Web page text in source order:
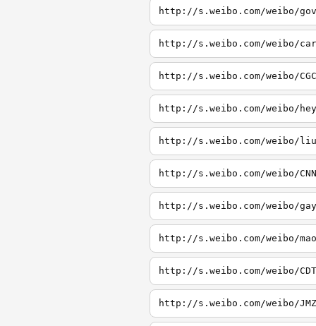
http://s.weibo.com/weibo/gov
http://s.weibo.com/weibo/car
http://s.weibo.com/weibo/CGC
http://s.weibo.com/weibo/hey
http://s.weibo.com/weibo/liu
http://s.weibo.com/weibo/CNN
http://s.weibo.com/weibo/gay
http://s.weibo.com/weibo/mao
http://s.weibo.com/weibo/CDT
http://s.weibo.com/weibo/JMZ